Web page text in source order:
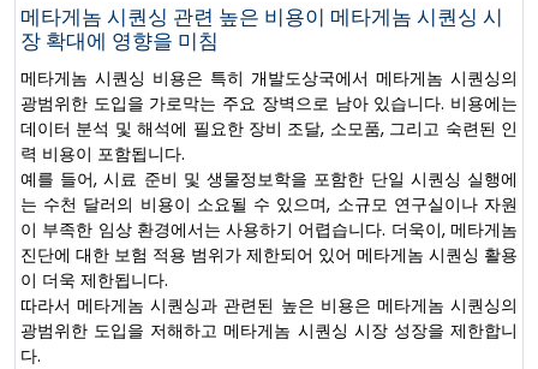
메타게놈 시퀀싱 관련 높은 비용이 메타게놈 시퀀싱 시
장 확대에 영향을 미침
메타게놈 시퀀싱 비용은 특히 개발도상국에서 메타게놈 시퀀싱의
광범위한 도입을 가로막는 주요 장벽으로 남아 있습니다. 비용에는
데이터 분석 및 해석에 필요한 장비 조달, 소모품, 그리고 숙련된 인
력 비용이 포함됩니다.
예를 들어, 시료 준비 및 생물정보학을 포함한 단일 시퀀싱 실행에
는 수천 달러의 비용이 소요될 수 있으며, 소규모 연구실이나 자원
이 부족한 임상 환경에서는 사용하기 어렵습니다. 더욱이, 메타게놈
진단에 대한 보험 적용 범위가 제한되어 있어 메타게놈 시퀀싱 활용
이 더욱 제한됩니다.
따라서 메타게놈 시퀀싱과 관련된 높은 비용은 메타게놈 시퀀싱의
광범위한 도입을 저해하고 메타게놈 시퀀싱 시장 성장을 제한합니
다.